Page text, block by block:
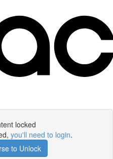
locked
you'll need to login.
to Unlock